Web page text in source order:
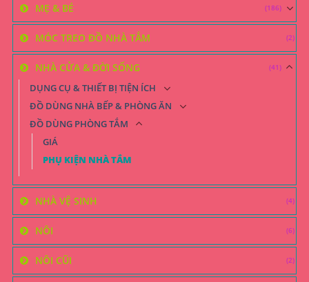
MẸ & BÉ (186)
MÓC TREO ĐỒ NHÀ TẮM (2)
NHÀ CỬA & ĐỜI SỐNG (41)
DỤNG CỤ & THIẾT BỊ TIỆN ÍCH
ĐỒ DÙNG NHÀ BẾP & PHÒNG ĂN
ĐỒ DÙNG PHÒNG TẮM
GIÁ
PHỤ KIỆN NHÀ TẮM
NHÀ VỆ SINH (4)
NÔI (6)
NÔI CŨI (2)